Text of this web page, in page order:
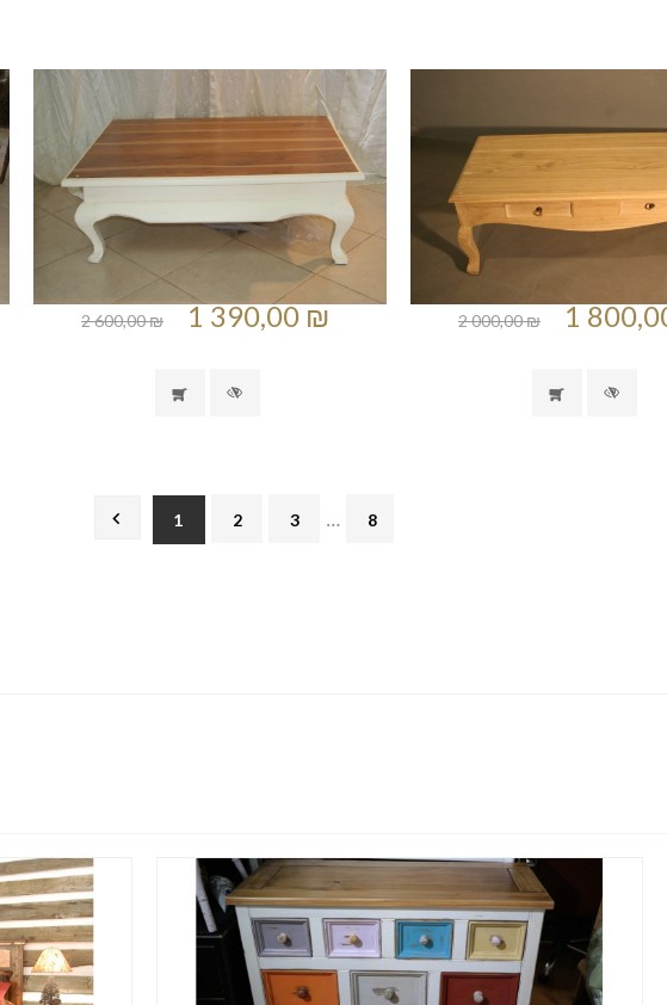
2 600,00 ₪ 1 390,00 ₪ 2 000,00 ₪ 1
1 2 3 … 8
